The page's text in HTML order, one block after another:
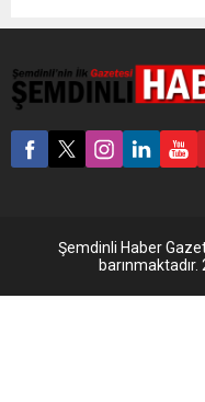
ilçeleri arasında yer alan
Haruna Karakolu'na bağlı
askerler tarafından
kontrol noktasında,
gün GBT kontrolü
Haruna Jandarma
Karakolu'nda...
Şemdinli Haber
barınmaktadır.